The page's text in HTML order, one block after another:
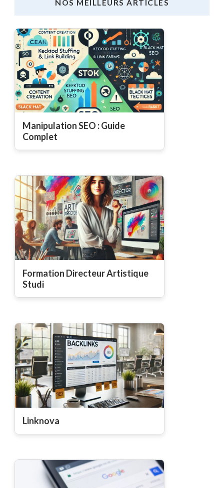
NOS MEILLEURS ARTICLES
Manipulation SEO : Guide
Complet
Formation Directeur Artistique
Studi
Linknova